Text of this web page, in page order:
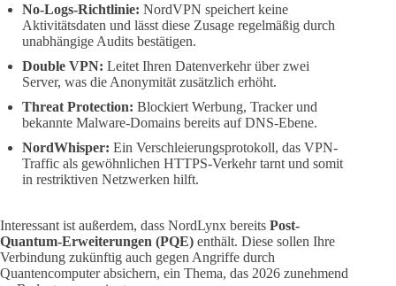
No-Logs-Richtlinie: NordVPN speichert keine
Aktivitätsdaten und lässt diese Zusage regelmäßig durch
unabhängige Audits bestätigen.
Double VPN: Leitet Ihren Datenverkehr über zwei
Server, was die Anonymität zusätzlich erhöht.
Threat Protection: Blockiert Werbung, Tracker und
bekannte Malware-Domains bereits auf DNS-Ebene.
NordWhisper: Ein Verschleierungsprotokoll, das VPN-
Traffic als gewöhnlichen HTTPS-Verkehr tarnt und somit
in restriktiven Netzwerken hilft.
Interessant ist außerdem, dass NordLynx bereits Post-
Quantum-Erweiterungen (PQE) enthält. Diese sollen Ihre
Verbindung zukünftig auch gegen Angriffe durch
Quantencomputer absichern, ein Thema, das 2026 zunehmend